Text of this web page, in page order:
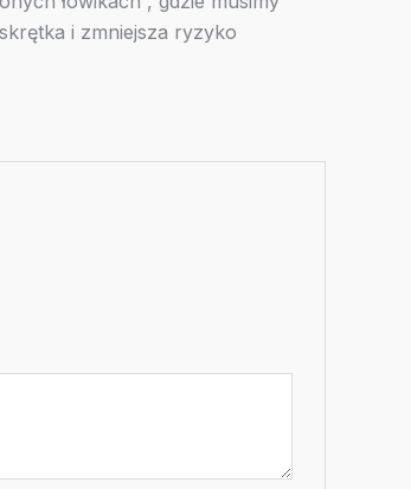
i zmniejsza ryzyko